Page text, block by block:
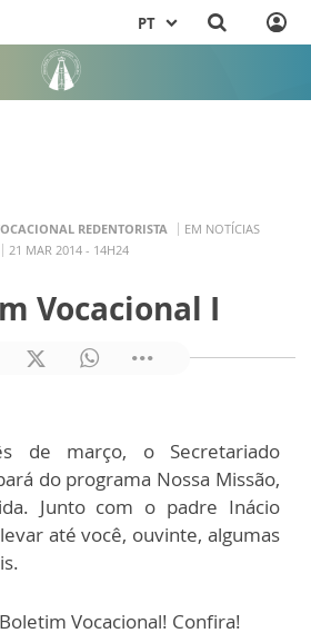
PT
REDENTORISTA
EM NOTÍCIAS
21 MAR 2014 - 14H24
Vocacional I
de março, o Secretariado
do programa Nossa Missão,
Junto com o padre Inácio
até você, ouvinte, algumas
Vocacional! Confira!